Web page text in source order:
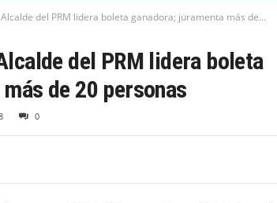
del PRM lidera boleta ganadora; juramenta más de...
del PRM lidera boleta
de 20 personas
0